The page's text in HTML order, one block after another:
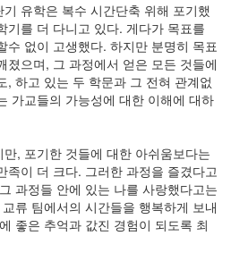
유학은 복수 시간단축 위해 포기했
기를 더 다니고 있다. 게다가 목표를
수 없이 고생했다. 하지만 분명히 목표
졌으며, 그 과정에서 얻은 모든 것들에
, 하고 있는 두 학문과 그 전혀 관계없
가교들의 가능성에 대한 이해에 대하
, 포기한 것들에 대한 아쉬움보다는
족이 더 크다. 그러한 과정을 즐겼다고
과정들 안에 있는 나를 사랑했다고는
류 팀에서의 시간들을 행복하게 보내
좋은 추억과 값진 경험이 되도록 최